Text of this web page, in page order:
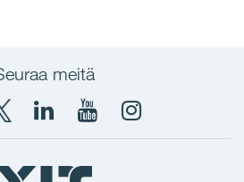
meitä
YIT
Corporation
YIT
Corporation
Instagram